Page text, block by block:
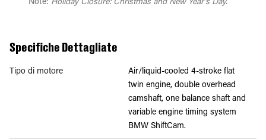
Note: Holiday Closure: Christmas and New Year's Day.
Specifiche Dettagliate
Tipo di motore
Air/liquid-cooled 4-stroke flat
twin engine, double overhead
camshaft, one balance shaft and
variable engine timing system
BMW ShiftCam.